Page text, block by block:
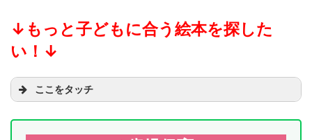
↓もっと子どもに合う絵本を探した
い！ ↓
ここをタッチ